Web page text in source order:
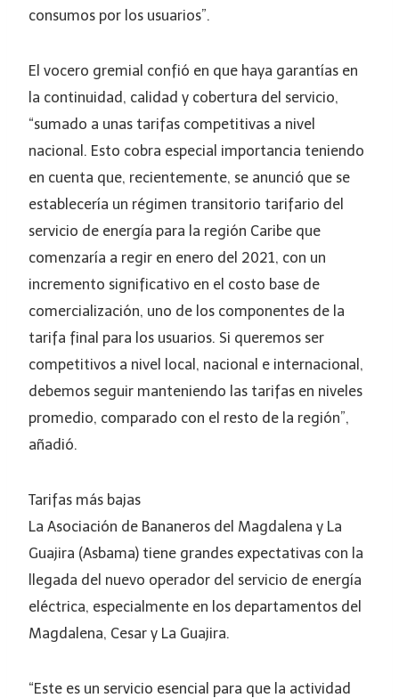
consumos por los usuarios”.
El vocero gremial confió en que haya garantías en
la continuidad, calidad y cobertura del servicio,
“sumado a unas tarifas competitivas a nivel
nacional. Esto cobra especial importancia teniendo
en cuenta que, recientemente, se anunció que se
establecería un régimen transitorio tarifario del
servicio de energía para la región Caribe que
comenzaría a regir en enero del 2021, con un
incremento significativo en el costo base de
comercialización, uno de los componentes de la
tarifa final para los usuarios. Si queremos ser
competitivos a nivel local, nacional e internacional,
debemos seguir manteniendo las tarifas en niveles
promedio, comparado con el resto de la región”,
añadió.
Tarifas más bajas
La Asociación de Bananeros del Magdalena y La
Guajira (Asbama) tiene grandes expectativas con la
llegada del nuevo operador del servicio de energía
eléctrica, especialmente en los departamentos del
Magdalena, Cesar y La Guajira.
“Este es un servicio esencial para que la actividad